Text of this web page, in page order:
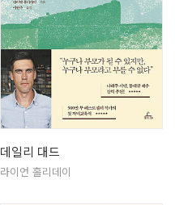
데일리 대드
라이언 홀리데이